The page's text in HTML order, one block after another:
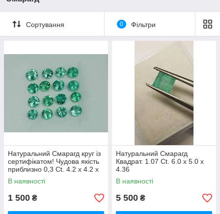
Сортування 0 Фільтри
Натуральний Смарагд круг із
сертифікатом! Чудова якість
приблизно 0,3 Сt. 4.2 x 4.2 x
2.8mm
В наявності
1 500 ₴
Натуральний Смарагд
Квадрат. 1.07 Сt. 6.0 x 5.0 x
4.36
В наявності
5 500 ₴